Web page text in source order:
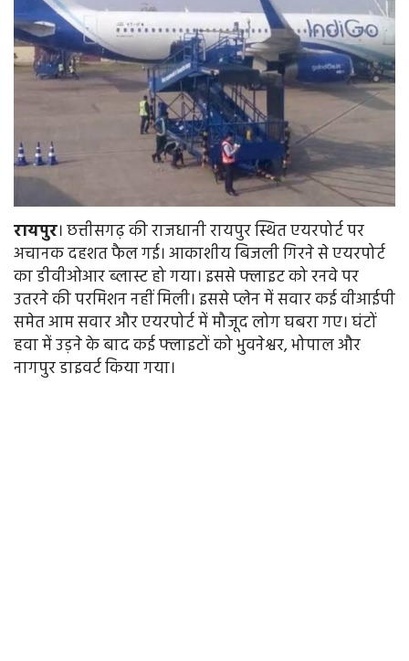
रायपुर। छत्तीसगढ़ की राजधानी रायपुर स्थित एयरपोर्ट पर
अचानक दहशत फैल गई। आकाशीय बिजली गिरने से एयरपोर्ट
का डीवीओआर ब्लास्ट हो गया। इससे फ्लाइट को रनवे पर
उतरने की परमिशन नहीं मिली। इससे प्लेन में सवार कई वीआईपी
समेत आम सवार और एयरपोर्ट में मौजूद लोग घबरा गए। घंटों
हवा में उड़ने के बाद कई फ्लाइटों को भुवनेश्वर, भोपाल और
नागपुर डाइवर्ट किया गया।